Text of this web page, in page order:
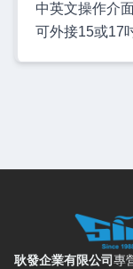
中英文操作介
可外接15或17
耿發企業有限公
耿發企業有限公司專